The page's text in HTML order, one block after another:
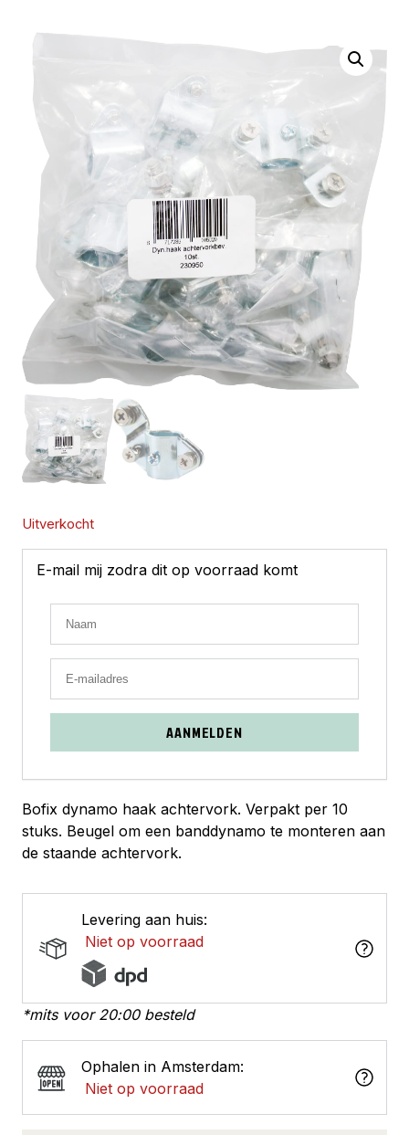
Uitverkocht
E-mail mij zodra dit op voorraad komt
AANMELDEN
Bofix dynamo haak achtervork. Verpakt per 10
stuks. Beugel om een banddynamo te monteren aan
de staande achtervork.
Levering aan huis:
Niet op voorraad
*mits voor 20:00 besteld
Ophalen in Amsterdam:
Niet op voorraad